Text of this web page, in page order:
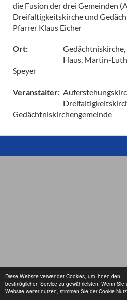
Diese Website verwendet Cookies, um Ihnen den
bestmöglichen Service zu gewährleisten. Wenn Sie
Website weiter nutzen, stimmen Sie der Cookie-
die Fusion der drei Gemeinden
Dreifaltigkeitskirche und
Pfarrer Klaus Eicher
Ort:
Haus, Martin-
Speyer
Veranstalter:
Gedächtniskirchengemeinde